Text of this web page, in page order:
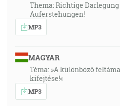
Thema: Richtige
Auferstehungen!
MP3
MAGYAR
Téma: »A különböző
kifejtése!«
MP3